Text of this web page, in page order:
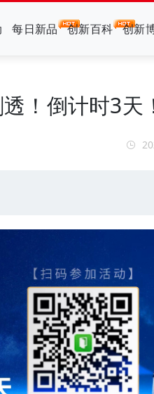
每日新品 创新百科 创新
！倒计时3天